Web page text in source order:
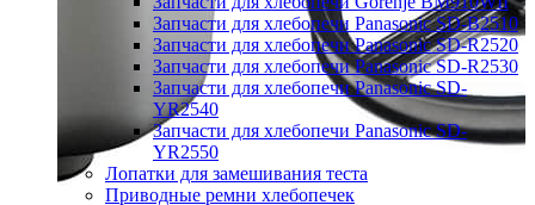
Запчасти для хлебопечи Panasonic SD-B2510
Запчасти для хлебопечи Panasonic SD-R2520
Запчасти для хлебопечи Panasonic SD-R2530
Запчасти для хлебопечи Panasonic SD-
YR2540
Запчасти для хлебопечи Panasonic SD-
YR2550
Лопатки для замешивания теста
Приводные ремни хлебопечек